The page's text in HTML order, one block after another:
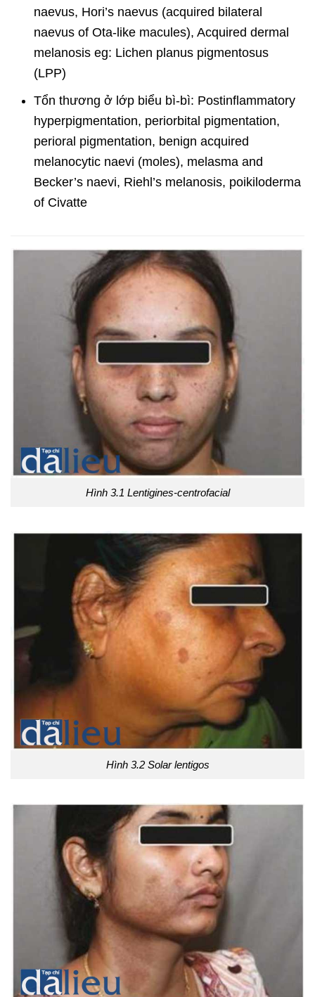
naevus, Hori’s naevus (acquired bilateral
naevus of Ota-like macules), Acquired dermal
melanosis eg: Lichen planus pigmentosus
(LPP)
Tổn thương ở lớp biểu bì-bì: Postinflammatory
hyperpigmentation, periorbital pigmentation,
perioral pigmentation, benign acquired
melanocytic naevi (moles), melasma and
Becker’s naevi, Riehl’s melanosis, poikiloderma
of Civatte
Hình 3.1 Lentigines-centrofacial
Hình 3.2 Solar lentigos